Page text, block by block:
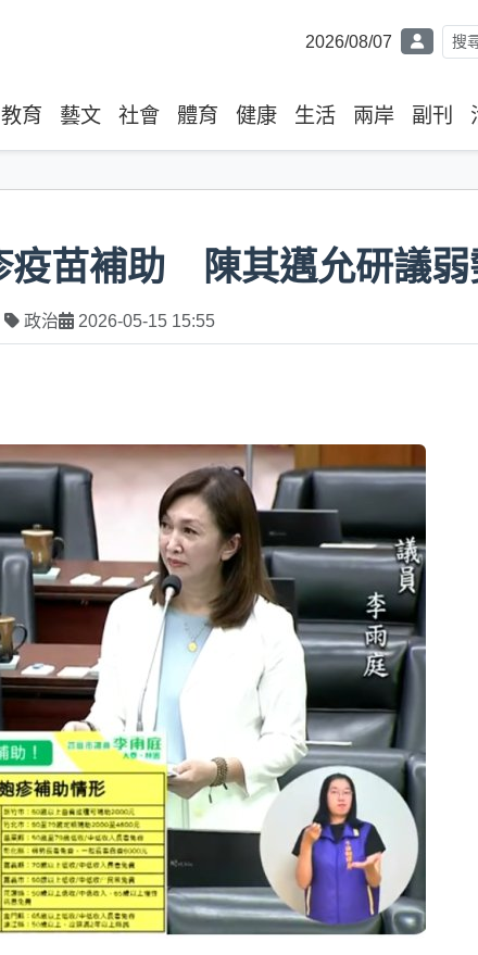
2026/08/07
教育 藝文 社會 體育 健康 生活 兩岸 副刊
疫苗補助 陳其邁允研議弱
政治 2026-05-15 15:55